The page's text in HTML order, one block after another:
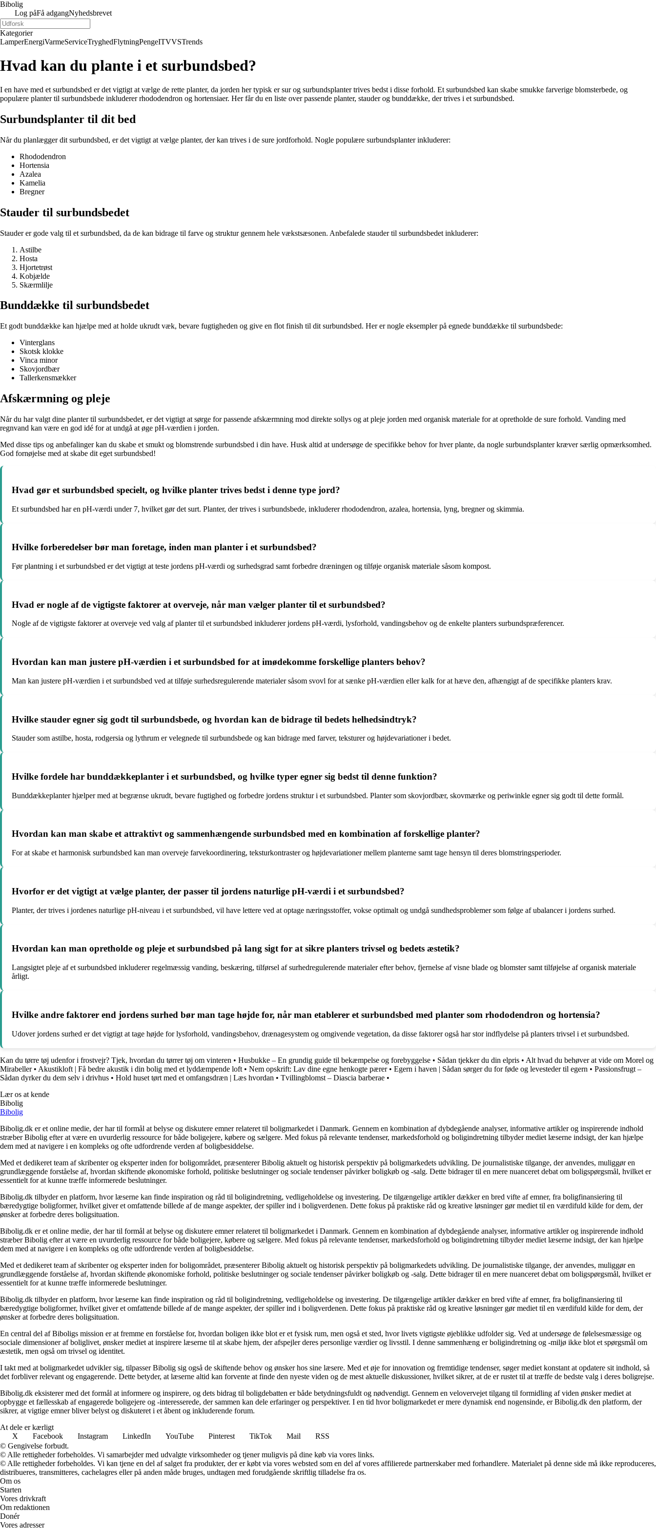
Bibolig
Log påFå adgangNyhedsbrevet
Kategorier
LamperEnergiVarmeServiceTryghedFlytningPengeITVVSTrends
Hvad kan du plante i et surbundsbed?
I en have med et surbundsbed er det vigtigt at vælge de rette planter, da jorden her typisk er sur og surbundsplanter trives bedst i disse forhold. Et surbundsbed kan skabe smukke farverige blomsterbede, og
populære planter til surbundsbede inkluderer rhododendron og hortensiaer. Her får du en liste over passende planter, stauder og bunddække, der trives i et surbundsbed.
Surbundsplanter til dit bed
Når du planlægger dit surbundsbed, er det vigtigt at vælge planter, der kan trives i de sure jordforhold. Nogle populære surbundsplanter inkluderer:
Rhododendron
Hortensia
Azalea
Kamelia
Bregner
Stauder til surbundsbedet
Stauder er gode valg til et surbundsbed, da de kan bidrage til farve og struktur gennem hele vækstsæsonen. Anbefalede stauder til surbundsbedet inkluderer:
Astilbe
Hosta
Hjortetrøst
Kobjælde
Skærmlilje
Bunddække til surbundsbedet
Et godt bunddække kan hjælpe med at holde ukrudt væk, bevare fugtigheden og give en flot finish til dit surbundsbed. Her er nogle eksempler på egnede bunddække til surbundsbede:
Vinterglans
Skotsk klokke
Vinca minor
Skovjordbær
Tallerkensmækker
Afskærmning og pleje
Når du har valgt dine planter til surbundsbedet, er det vigtigt at sørge for passende afskærmning mod direkte sollys og at pleje jorden med organisk materiale for at opretholde de sure forhold. Vanding med
regnvand kan være en god idé for at undgå at øge pH-værdien i jorden.
Med disse tips og anbefalinger kan du skabe et smukt og blomstrende surbundsbed i din have. Husk altid at undersøge de specifikke behov for hver plante, da nogle surbundsplanter kræver særlig opmærksomhed.
God fornøjelse med at skabe dit eget surbundsbed!
Hvad gør et surbundsbed specielt, og hvilke planter trives bedst i denne type jord?
Et surbundsbed har en pH-værdi under 7, hvilket gør det surt. Planter, der trives i surbundsbede, inkluderer rhododendron, azalea, hortensia, lyng, bregner og skimmia.
Hvilke forberedelser bør man foretage, inden man planter i et surbundsbed?
Før plantning i et surbundsbed er det vigtigt at teste jordens pH-værdi og surhedsgrad samt forbedre dræningen og tilføje organisk materiale såsom kompost.
Hvad er nogle af de vigtigste faktorer at overveje, når man vælger planter til et surbundsbed?
Nogle af de vigtigste faktorer at overveje ved valg af planter til et surbundsbed inkluderer jordens pH-værdi, lysforhold, vandingsbehov og de enkelte planters surbundspræferencer.
Hvordan kan man justere pH-værdien i et surbundsbed for at imødekomme forskellige planters behov?
Man kan justere pH-værdien i et surbundsbed ved at tilføje surhedsregulerende materialer såsom svovl for at sænke pH-værdien eller kalk for at hæve den, afhængigt af de specifikke planters krav.
Hvilke stauder egner sig godt til surbundsbede, og hvordan kan de bidrage til bedets helhedsindtryk?
Stauder som astilbe, hosta, rodgersia og lythrum er velegnede til surbundsbede og kan bidrage med farver, teksturer og højdevariationer i bedet.
Hvilke fordele har bunddækkeplanter i et surbundsbed, og hvilke typer egner sig bedst til denne funktion?
Bunddækkeplanter hjælper med at begrænse ukrudt, bevare fugtighed og forbedre jordens struktur i et surbundsbed. Planter som skovjordbær, skovmærke og periwinkle egner sig godt til dette formål.
Hvordan kan man skabe et attraktivt og sammenhængende surbundsbed med en kombination af forskellige planter?
For at skabe et harmonisk surbundsbed kan man overveje farvekoordinering, teksturkontraster og højdevariationer mellem planterne samt tage hensyn til deres blomstringsperioder.
Hvorfor er det vigtigt at vælge planter, der passer til jordens naturlige pH-værdi i et surbundsbed?
Planter, der trives i jordenes naturlige pH-niveau i et surbundsbed, vil have lettere ved at optage næringsstoffer, vokse optimalt og undgå sundhedsproblemer som følge af ubalancer i jordens surhed.
Hvordan kan man opretholde og pleje et surbundsbed på lang sigt for at sikre planters trivsel og bedets æstetik?
Langsigtet pleje af et surbundsbed inkluderer regelmæssig vanding, beskæring, tilførsel af surhedregulerende materialer efter behov, fjernelse af visne blade og blomster samt tilføjelse af organisk materiale
årligt.
Hvilke andre faktorer end jordens surhed bør man tage højde for, når man etablerer et surbundsbed med planter som rhododendron og hortensia?
Udover jordens surhed er det vigtigt at tage højde for lysforhold, vandingsbehov, drænagesystem og omgivende vegetation, da disse faktorer også har stor indflydelse på planters trivsel i et surbundsbed.
Kan du tørre tøj udenfor i frostvejr? Tjek, hvordan du tørrer tøj om vinteren • Husbukke – En grundig guide til bekæmpelse og forebyggelse • Sådan tjekker du din elpris • Alt hvad du behøver at vide om Morel og
Mirabeller• Akustikloft | Få bedre akustik i din bolig med et lyddæmpende loft • Nem opskrift: Lav dine egne henkogte pærer• Egern i haven | Sådan sørger du for føde og levesteder til egern • Passionsfrugt –
Sådan dyrker du dem selv i drivhus • Hold huset tørt med et omfangsdræn | Læs hvordan • Tvillingblomst – Diascia barberae •
Lær os at kende
Bibolig
Bibolig
Bibolig.dk er et online medie, der har til formål at belyse og diskutere emner relateret til boligmarkedet i Danmark. Gennem en kombination af dybdegående analyser, informative artikler og inspirerende indhold
stræber Bibolig efter at være en uvurderlig ressource for både boligejere, købere og sælgere. Med fokus på relevante tendenser, markedsforhold og boligindretning tilbyder mediet læserne indsigt, der kan hjælpe
dem med at navigere i en kompleks og ofte udfordrende verden af boligbesiddelse.
Med et dedikeret team af skribenter og eksperter inden for boligområdet, præsenterer Bibolig aktuelt og historisk perspektiv på boligmarkedets udvikling. De journalistiske tilgange, der anvendes, muliggør en
grundlæggende forståelse af, hvordan skiftende økonomiske forhold, politiske beslutninger og sociale tendenser påvirker boligkøb og -salg. Dette bidrager til en mere nuanceret debat om boligspørgsmål, hvilket er
essentielt for at kunne træffe informerede beslutninger.
Bibolig.dk tilbyder en platform, hvor læserne kan finde inspiration og råd til boligindretning, vedligeholdelse og investering. De tilgængelige artikler dækker en bred vifte af emner, fra boligfinansiering til
bæredygtige boligformer, hvilket giver et omfattende billede af de mange aspekter, der spiller ind i boligverdenen. Dette fokus på praktiske råd og kreative løsninger gør mediet til en værdifuld kilde for dem, der
ønsker at forbedre deres boligsituation.
Bibolig.dk er et online medie, der har til formål at belyse og diskutere emner relateret til boligmarkedet i Danmark. Gennem en kombination af dybdegående analyser, informative artikler og inspirerende indhold
stræber Bibolig efter at være en uvurderlig ressource for både boligejere, købere og sælgere. Med fokus på relevante tendenser, markedsforhold og boligindretning tilbyder mediet læserne indsigt, der kan hjælpe
dem med at navigere i en kompleks og ofte udfordrende verden af boligbesiddelse.
Med et dedikeret team af skribenter og eksperter inden for boligområdet, præsenterer Bibolig aktuelt og historisk perspektiv på boligmarkedets udvikling. De journalistiske tilgange, der anvendes, muliggør en
grundlæggende forståelse af, hvordan skiftende økonomiske forhold, politiske beslutninger og sociale tendenser påvirker boligkøb og -salg. Dette bidrager til en mere nuanceret debat om boligspørgsmål, hvilket er
essentielt for at kunne træffe informerede beslutninger.
Bibolig.dk tilbyder en platform, hvor læserne kan finde inspiration og råd til boligindretning, vedligeholdelse og investering. De tilgængelige artikler dækker en bred vifte af emner, fra boligfinansiering til
bæredygtige boligformer, hvilket giver et omfattende billede af de mange aspekter, der spiller ind i boligverdenen. Dette fokus på praktiske råd og kreative løsninger gør mediet til en værdifuld kilde for dem, der
ønsker at forbedre deres boligsituation.
En central del af Biboligs mission er at fremme en forståelse for, hvordan boligen ikke blot er et fysisk rum, men også et sted, hvor livets vigtigste øjeblikke udfolder sig. Ved at undersøge de følelsesmæssige og
sociale dimensioner af boliglivet, ønsker mediet at inspirere læserne til at skabe hjem, der afspejler deres personlige værdier og livsstil. I denne sammenhæng er boligindretning og -miljø ikke blot et spørgsmål om
æstetik, men også om trivsel og identitet.
I takt med at boligmarkedet udvikler sig, tilpasser Bibolig sig også de skiftende behov og ønsker hos sine læsere. Med et øje for innovation og fremtidige tendenser, søger mediet konstant at opdatere sit indhold, så
det forbliver relevant og engagerende. Dette betyder, at læserne altid kan forvente at finde den nyeste viden og de mest aktuelle diskussioner, hvilket sikrer, at de er rustet til at træffe de bedste valg i deres boligrejse.
Bibolig.dk eksisterer med det formål at informere og inspirere, og dets bidrag til boligdebatten er både betydningsfuldt og nødvendigt. Gennem en velovervejet tilgang til formidling af viden ønsker mediet at
opbygge et fællesskab af engagerede boligejere og -interesserede, der sammen kan dele erfaringer og perspektiver. I en tid hvor boligmarkedet er mere dynamisk end nogensinde, er Bibolig.dk den platform, der
sikrer, at vigtige emner bliver belyst og diskuteret i et åbent og inkluderende forum.
At dele er kærligt
X
Facebook Instagram LinkedIn YouTube Pinterest TikTok Mail
RSS
© Gengivelse forbudt.
© Alle rettigheder forbeholdes. Vi samarbejder med udvalgte virksomheder og tjener muligvis på dine køb via vores links.
© Alle rettigheder forbeholdes. Vi kan tjene en del af salget fra produkter, der er købt via vores websted som en del af vores affilierede partnerskaber med forhandlere. Materialet på denne side må ikke reproduceres,
distribueres, transmitteres, cachelagres eller på anden måde bruges, undtagen med forudgående skriftlig tilladelse fra os.
Om os
Starten
Vores drivkraft
Om redaktionen
Donér
Vores adresser